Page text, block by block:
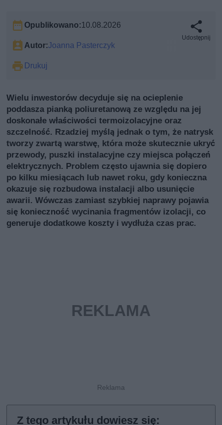
Opublikowano:10.08.2026
Autor:Joanna Pasterczyk
Drukuj
Udostępnij
Wielu inwestorów decyduje się na ocieplenie
poddasza pianką poliuretanową ze względu na jej
doskonałe właściwości termoizolacyjne oraz
szczelność. Rzadziej myślą jednak o tym, że natrysk
tworzy zwartą warstwę, która może skutecznie ukryć
przewody, puszki instalacyjne czy miejsca połączeń
elektrycznych. Problem często ujawnia się dopiero
po kilku miesiącach lub nawet roku, gdy konieczna
okazuje się rozbudowa instalacji albo usunięcie
awarii. Wówczas zamiast szybkiej naprawy pojawia
się konieczność wycinania fragmentów izolacji, co
generuje dodatkowe koszty i wydłuża czas prac.